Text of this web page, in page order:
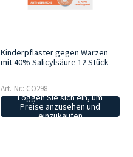
Kinderpflaster gegen Warzen
mit 40% Salicylsäure 12 Stück
Art.-Nr.: CO298
Loggen Sie sich ein, um
Preise anzusehen und
einzukaufen